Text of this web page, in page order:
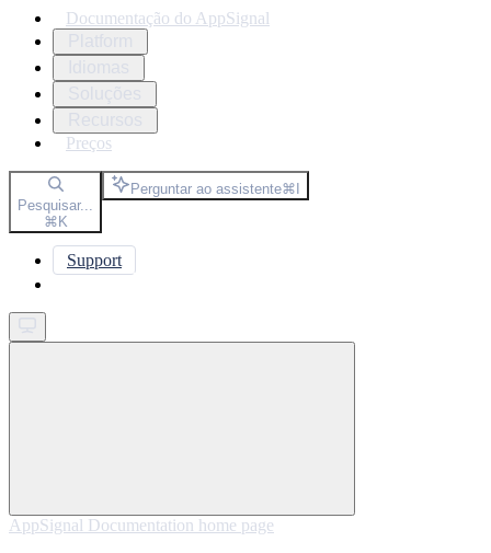
Documentação do AppSignal
Preços
Pesquisar...
⌘K
Perguntar ao assistente⌘I
Support
AppSignal Documentation home page